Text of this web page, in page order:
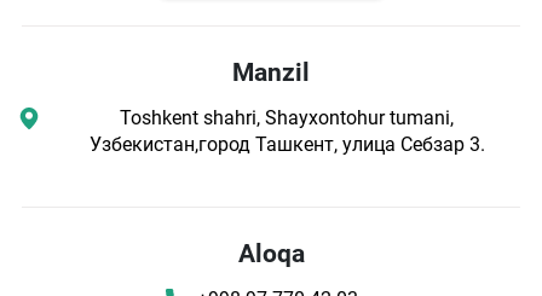
Manzil
Toshkent shahri, Shayxontohur tumani,
Узбекистан,город Ташкент, улица Себзар 3.
Aloqa